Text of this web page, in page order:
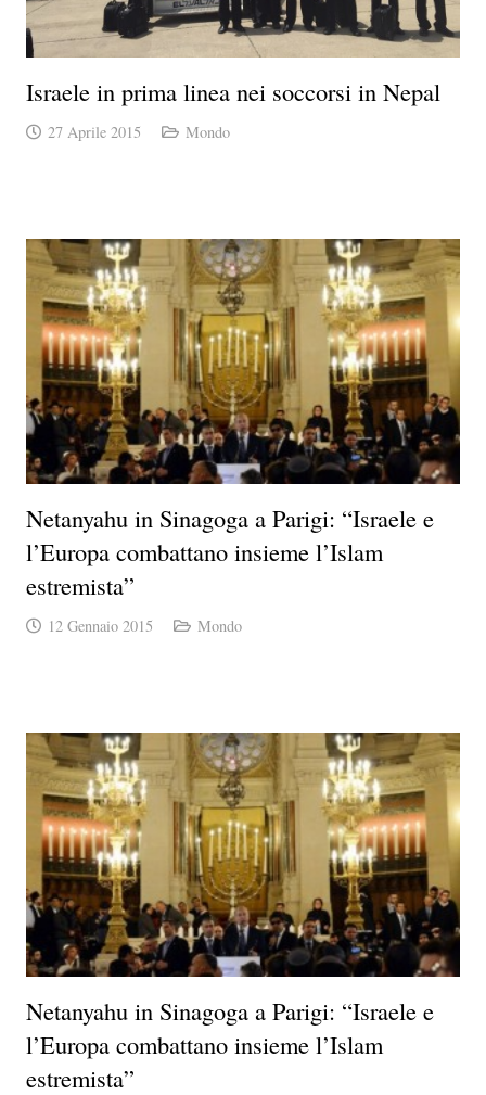
Israele in prima linea nei soccorsi in Nepal
27 Aprile 2015 Mondo
Netanyahu in Sinagoga a Parigi: “Israele e
l’Europa combattano insieme l’Islam
estremista”
12 Gennaio 2015 Mondo
Netanyahu in Sinagoga a Parigi: “Israele e
l’Europa combattano insieme l’Islam
estremista”